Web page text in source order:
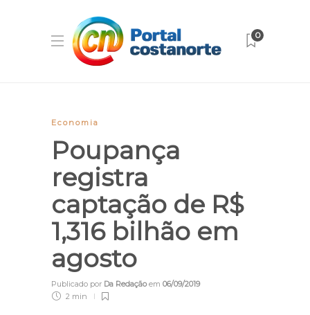
0
Economia
Poupança
registra
captação de R$
1,316 bilhão em
agosto
Publicado por Da Redaçãoem 06/09/2019
2 min